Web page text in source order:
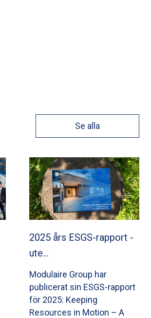
Se alla
2025 års ESGS-rapport -
ute…
Modulaire Group har
publicerat sin ESGS-rapport
för 2025: Keeping
Resources in Motion – A